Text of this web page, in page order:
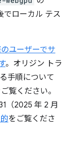
でローカル テス
ユーザーでサ
。オリジン トラ
手順について
覧ください。
（2025 年 2 月
をご覧くださ